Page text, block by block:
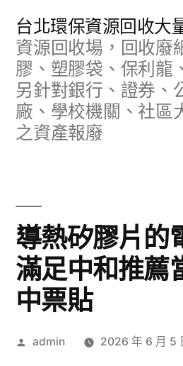
台北環保資源回收大
資源回收場，回收廢
膠、塑膠袋、保利龍
另針對銀行、證券、
廠、學校機關、社區
之資產報廢
導熱矽膠片的
滿足中和推薦
中票貼
作
admin 2026 年 6 月 5